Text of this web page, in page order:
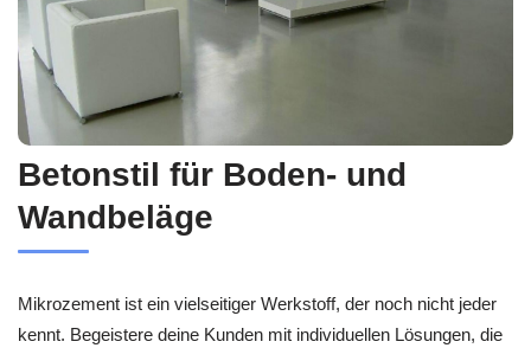
Betonstil für Boden- und
Wandbeläge
Mikrozement ist ein vielseitiger Werkstoff, der noch nicht jeder
kennt. Begeistere deine Kunden mit individuellen Lösungen, die